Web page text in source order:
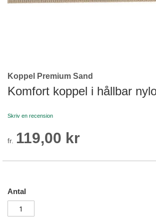
Skip
to
the
of
images
Koppel Premium Sand
Komfort koppel i hållbar
Skriv en recension
fr. 119,00 kr
Antal